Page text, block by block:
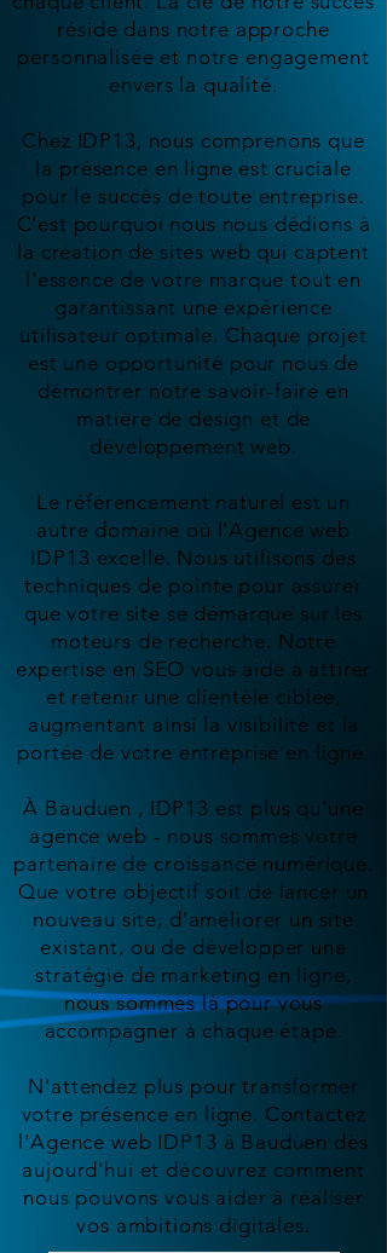
réside dans notre approche
personnalisée et notre engagement
envers la qualité.
Chez IDP13, nous comprenons que
la présence en ligne est cruciale
pour le succès de toute entreprise.
C'est pourquoi nous nous dédions à
la création de sites web qui captent
l'essence de votre marque tout en
garantissant une expérience
utilisateur optimale. Chaque projet
est une opportunité pour nous de
démontrer notre savoir-faire en
matière de design et de
développement web.
Le référencement naturel est un
autre domaine où l'Agence web
IDP13 excelle. Nous utilisons des
techniques de pointe pour assurer
que votre site se démarque sur les
moteurs de recherche. Notre
expertise en SEO vous aide à attirer
et retenir une clientèle ciblée,
augmentant ainsi la visibilité et la
portée de votre entreprise en ligne.
À Bauduen , IDP13 est plus qu'une
agence web - nous sommes votre
partenaire de croissance numérique.
Que votre objectif soit de lancer un
nouveau site, d'améliorer un site
existant, ou de développer une
stratégie de marketing en ligne,
nous sommes là pour vous
accompagner à chaque étape.
N'attendez plus pour transformer
votre présence en ligne. Contactez
l'Agence web IDP13 à Bauduen dès
aujourd'hui et découvrez comment
nous pouvons vous aider à réaliser
vos ambitions digitales.